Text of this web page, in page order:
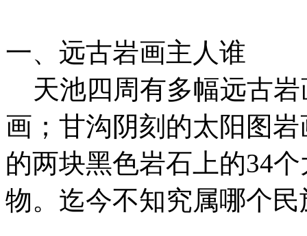
一、远古岩画主人谁
天池四周有多幅远古岩
画；甘沟阴刻的太阳图
的两块黑色岩石上的34
物。迄今不知究属哪个